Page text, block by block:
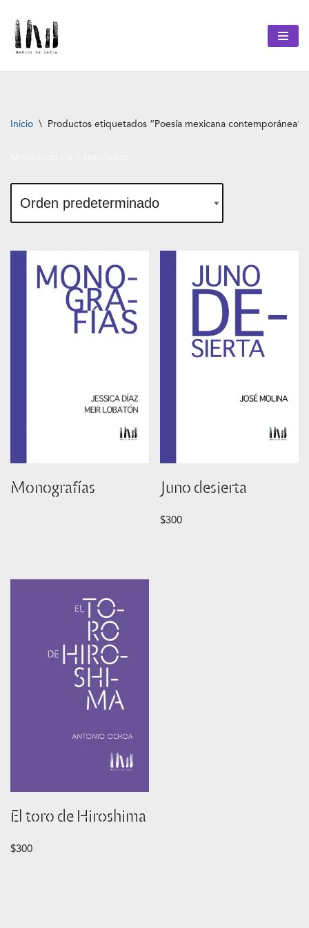
Saltar
Inicio \ Productos etiquetados “Poesía mexicana contemporánea”
Monografías Juno desierta
$300
El toro de Hiroshima
$300